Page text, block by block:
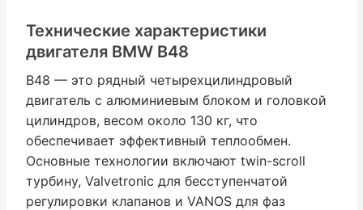
Технические характеристики
двигателя BMW B48
B48 — это рядный четырехцилиндровый
двигатель с алюминиевым блоком и головкой
цилиндров, весом около 130 кг, что
обеспечивает эффективный теплообмен.
Основные технологии включают twin-scroll
турбину, Valvetronic для бесступенчатой
регулировки клапанов и VANOS для фаз